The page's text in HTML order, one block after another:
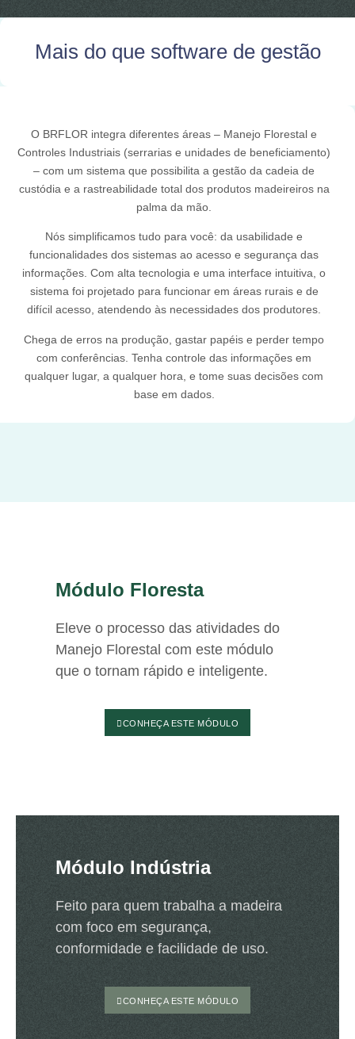
Mais do que software de gestão
O BRFLOR integra diferentes áreas – Manejo Florestal e
Controles Industriais (serrarias e unidades de beneficiamento)
– com um sistema que possibilita a gestão da cadeia de
custódia e a rastreabilidade total dos produtos madeireiros na
palma da mão.
Nós simplificamos tudo para você: da usabilidade e
funcionalidades dos sistemas ao acesso e segurança das
informações. Com alta tecnologia e uma interface intuitiva, o
sistema foi projetado para funcionar em áreas rurais e de
difícil acesso, atendendo às necessidades dos produtores.
Chega de erros na produção, gastar papéis e perder tempo
com conferências. Tenha controle das informações em
qualquer lugar, a qualquer hora, e tome suas decisões com
base em dados.
Módulo Floresta
Eleve o processo das atividades do
Manejo Florestal com este módulo
que o tornam rápido e inteligente.
CONHEÇA ESTE MÓDULO
Módulo Indústria
Feito para quem trabalha a madeira
com foco em segurança,
conformidade e facilidade de uso.
CONHEÇA ESTE MÓDULO